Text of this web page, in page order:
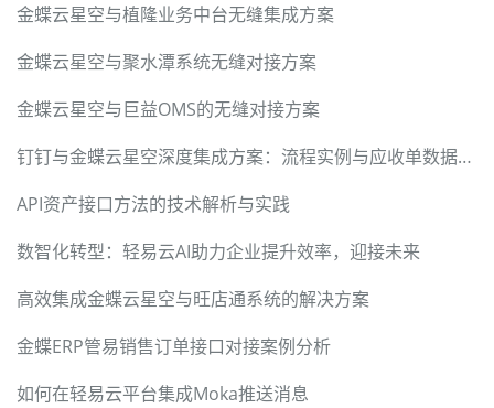
金蝶云星空与植隆业务中台无缝集成方案
金蝶云星空与聚水潭系统无缝对接方案
金蝶云星空与巨益OMS的无缝对接方案
钉钉与金蝶云星空深度集成方案：流程实例与应收单数据无缝对接
API资产接口方法的技术解析与实践
数智化转型：轻易云AI助力企业提升效率，迎接未来
高效集成金蝶云星空与旺店通系统的解决方案
金蝶ERP管易销售订单接口对接案例分析
如何在轻易云平台集成Moka推送消息